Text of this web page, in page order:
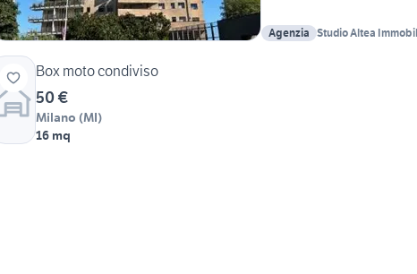
Agenzia Studio Altea
Box moto condiviso
50 €
Milano (MI)
16 mq